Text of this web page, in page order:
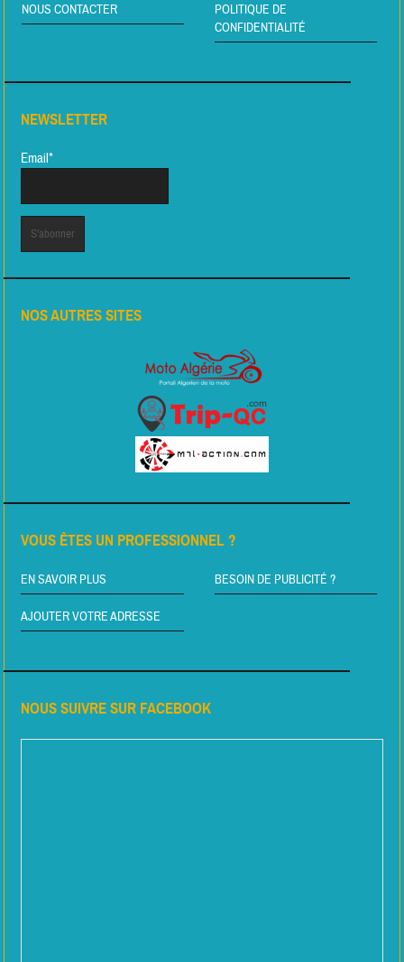
NOUS CONTACTER
POLITIQUE DE
CONFIDENTIALITÉ
NEWSLETTER
Email*
NOS AUTRES SITES
VOUS ÊTES UN PROFESSIONNEL ?
EN SAVOIR PLUS BESOIN DE PUBLICITÉ ?
AJOUTER VOTRE ADRESSE
NOUS SUIVRE SUR FACEBOOK